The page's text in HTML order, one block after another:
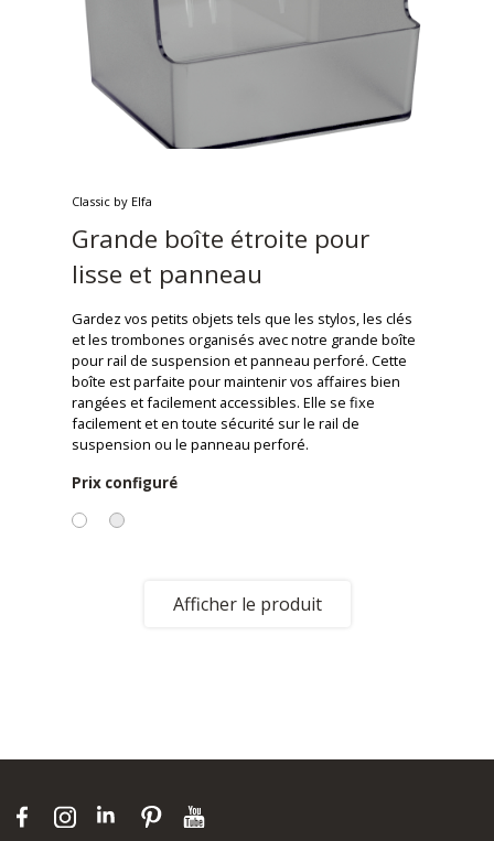
Classic by Elfa
Grande boîte étroite pour
lisse et panneau
Gardez vos petits objets tels que les stylos, les clés
et les trombones organisés avec notre grande boîte
pour rail de suspension et panneau perforé. Cette
boîte est parfaite pour maintenir vos affaires bien
rangées et facilement accessibles. Elle se fixe
facilement et en toute sécurité sur le rail de
suspension ou le panneau perforé.
Prix configuré
Afficher le produit